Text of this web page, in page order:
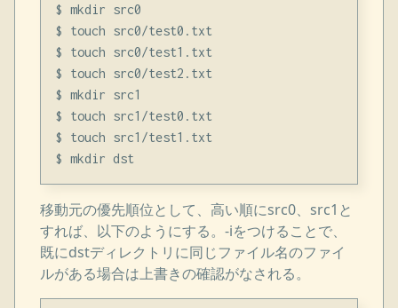
$ mkdir src0
$ touch src0/test0.txt
$ touch src0/test1.txt
$ touch src0/test2.txt
$ mkdir src1
$ touch src1/test0.txt
$ touch src1/test1.txt
移動元の優先順位として、高い順にsrc0、src1と
すれば、以下のようにする。-iをつけることで、
既にdstディレクトリに同じファイル名のファイ
ルがある場合は上書きの確認がなされる。